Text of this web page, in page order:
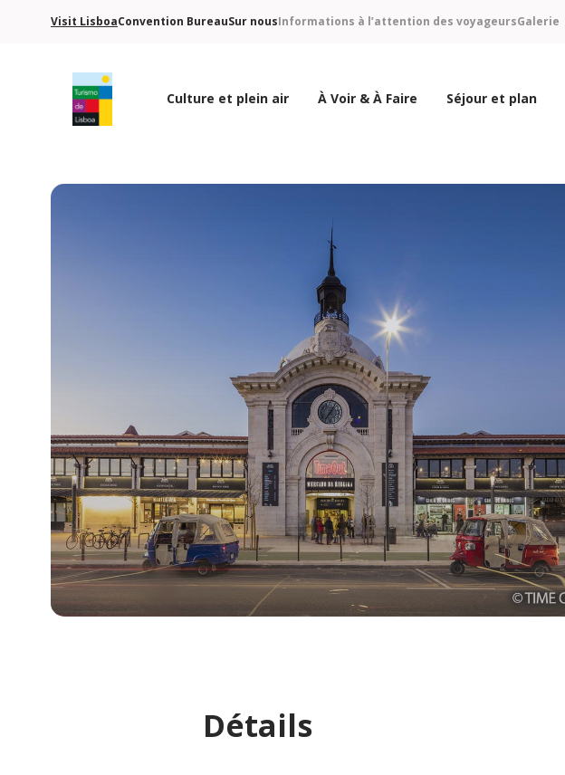
Visit LisboaConvention BureauSur nousInformations à l’attention des voyageursGalerie
Culture et plein air À Voir & À Faire Séjour et plan
Détails